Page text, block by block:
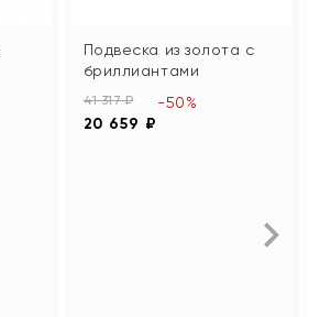
Подвеска из золота с
бриллиантами
41 317 ₽
20 659 ₽
-50%